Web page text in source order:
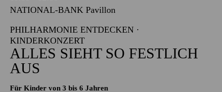
06.12.2026
11:00 - 12:00
NATIONAL-BANK Pavillon
PHILHARMONIE ENTDECKEN ·
KINDERKONZERT
ALLES SIEHT SO FESTLICH